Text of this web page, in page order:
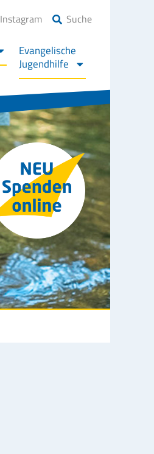
Instagram Suche
Evangelische
Jugendhilfe